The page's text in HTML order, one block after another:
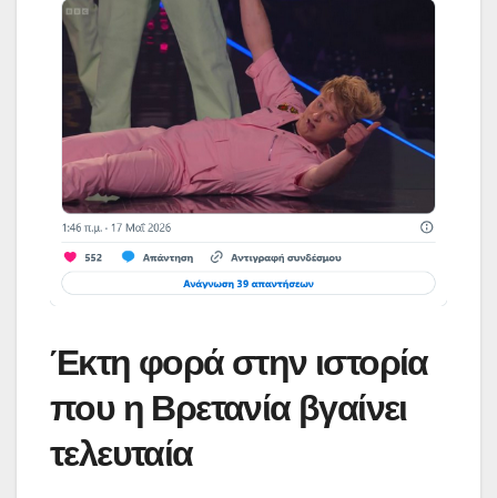
Έκτη φορά στην ιστορία
που η Βρετανία βγαίνει
τελευταία